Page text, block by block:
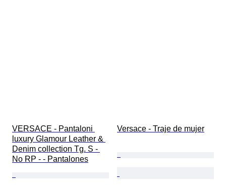
VERSACE - Pantaloni
luxury Glamour Leather &
Denim collection Tg. S -
No RP - - Pantalones
Versace - Traje de mujer